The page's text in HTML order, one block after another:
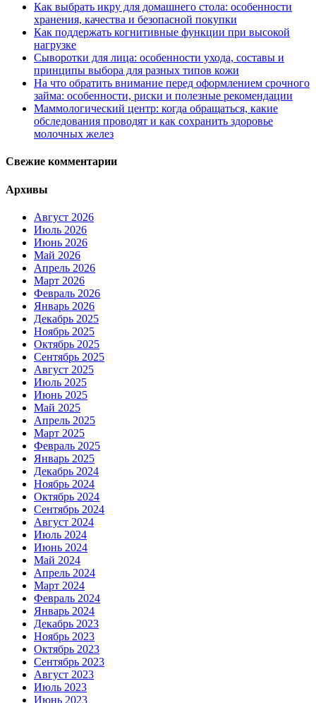
Как выбрать икру для домашнего стола: особенности
хранения, качества и безопасной покупки
Как поддержать когнитивные функции при высокой
нагрузке
Сыворотки для лица: особенности ухода, составы и
принципы выбора для разных типов кожи
На что обратить внимание перед оформлением срочного
займа: особенности, риски и полезные рекомендации
Маммологический центр: когда обращаться, какие
обследования проводят и как сохранить здоровье
молочных желез
Свежие комментарии
Архивы
Август 2026
Июль 2026
Июнь 2026
Май 2026
Апрель 2026
Март 2026
Февраль 2026
Январь 2026
Декабрь 2025
Ноябрь 2025
Октябрь 2025
Сентябрь 2025
Август 2025
Июль 2025
Июнь 2025
Май 2025
Апрель 2025
Март 2025
Февраль 2025
Январь 2025
Декабрь 2024
Ноябрь 2024
Октябрь 2024
Сентябрь 2024
Август 2024
Июль 2024
Июнь 2024
Май 2024
Апрель 2024
Март 2024
Февраль 2024
Январь 2024
Декабрь 2023
Ноябрь 2023
Октябрь 2023
Сентябрь 2023
Август 2023
Июль 2023
Июнь 2023